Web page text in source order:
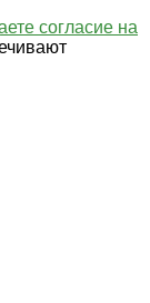
согласие на